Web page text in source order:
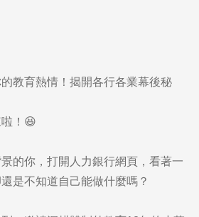
教育熱情！揭開各行各業幕後秘
啦！😆
的你，打開人力銀行網頁，看著一
是不知道自己能做什麼嗎？